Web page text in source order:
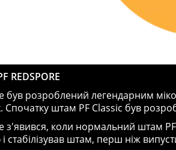
REDSPORE
був розроблений легендарним
Спочатку штам PF Classic був
з'явився, коли нормальний штам
стабілізував штам, перш ніж